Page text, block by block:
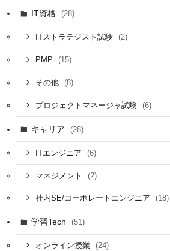
IT資格 (28)
ITストラテジスト試験 (2)
PMP (15)
その他 (8)
プロジェクトマネージャ試験 (6)
キャリア (28)
ITエンジニア (6)
マネジメント (2)
社内SE/コーポレートエンジニア (18)
学習Tech (51)
オンライン授業 (24)